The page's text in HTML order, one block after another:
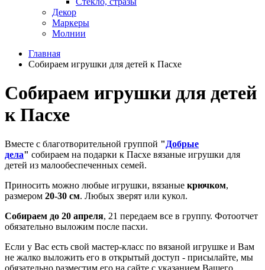
Декор
Маркеры
Молнии
Главная
Собираем игрушки для детей к Пасхе
Собираем игрушки для детей
к Пасхе
Вместе с благотворительной группой " Добрые
дела" собираем на подарки к Пасхе вязаные игрушки для
детей из малообеспеченных семей.
Приносить можно любые игрушки, вязаные крючком,
размером 20-30 см. Любых зверят или кукол.
Собираем до 20 апреля, 21 передаем все в группу. Фотоотчет
обязательно выложим после пасхи.
Если у Вас есть свой мастер-класс по вязаной игрушке и Вам
не жалко выложить его в открытый доступ - присылайте, мы
обязательно разместим его на сайте с указанием Вашего